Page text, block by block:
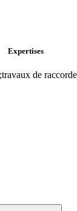
Expertises
de